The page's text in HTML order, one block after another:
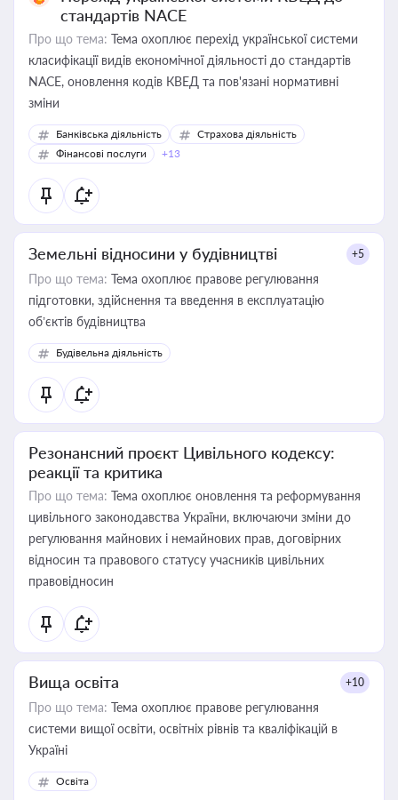
стандартів NACE
Про що тема: Тема охоплює перехід української системи
класифікації видів економічної діяльності до стандартів
NACE, оновлення кодів КВЕД та пов'язані нормативні
зміни
Банківська діяльність
Страхова діяльність
Фінансові послуги
+13
Земельні відносини у будівництві +5
Про що тема: Тема охоплює правове регулювання
підготовки, здійснення та введення в експлуатацію
об’єктів будівництва
Будівельна діяльність
Резонансний проєкт Цивільного кодексу:
реакції та критика
Про що тема: Тема охоплює оновлення та реформування
цивільного законодавства України, включаючи зміни до
регулювання майнових і немайнових прав, договірних
відносин та правового статусу учасників цивільних
правовідносин
Вища освіта +10
Про що тема: Тема охоплює правове регулювання
системи вищої освіти, освітніх рівнів та кваліфікацій в
Україні
Освіта